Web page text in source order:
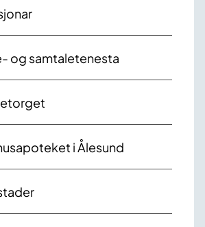
og samtaletenesta
i Ålesund